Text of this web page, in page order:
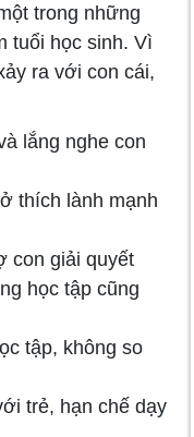
trong những
tuổi học sinh. Vì
ra với con cái,
lắng nghe con
thích lành mạnh
con giải quyết
học tập cũng
tập, không so
trẻ, hạn chế dạy